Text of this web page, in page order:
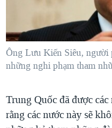
SỨC KHOẺ
VĂN HOÁ
THỂ THAO
GIẢI MÃ VÀNH ĐAI & CON
NGÀY TỊ NẠN THẾ GIỚI
GROUND ZERO – XƯA VÀ
CÁC GIÁ TRỊ CỘNG HÒA Ở
THƯỢNG ĐỈNH TRUMP-
Ngôn ngữ khác
Ông Lưu Kiến Siêu, người
những nghi phạm tham
Trung Quốc đã được
rằng các nước này sẽ